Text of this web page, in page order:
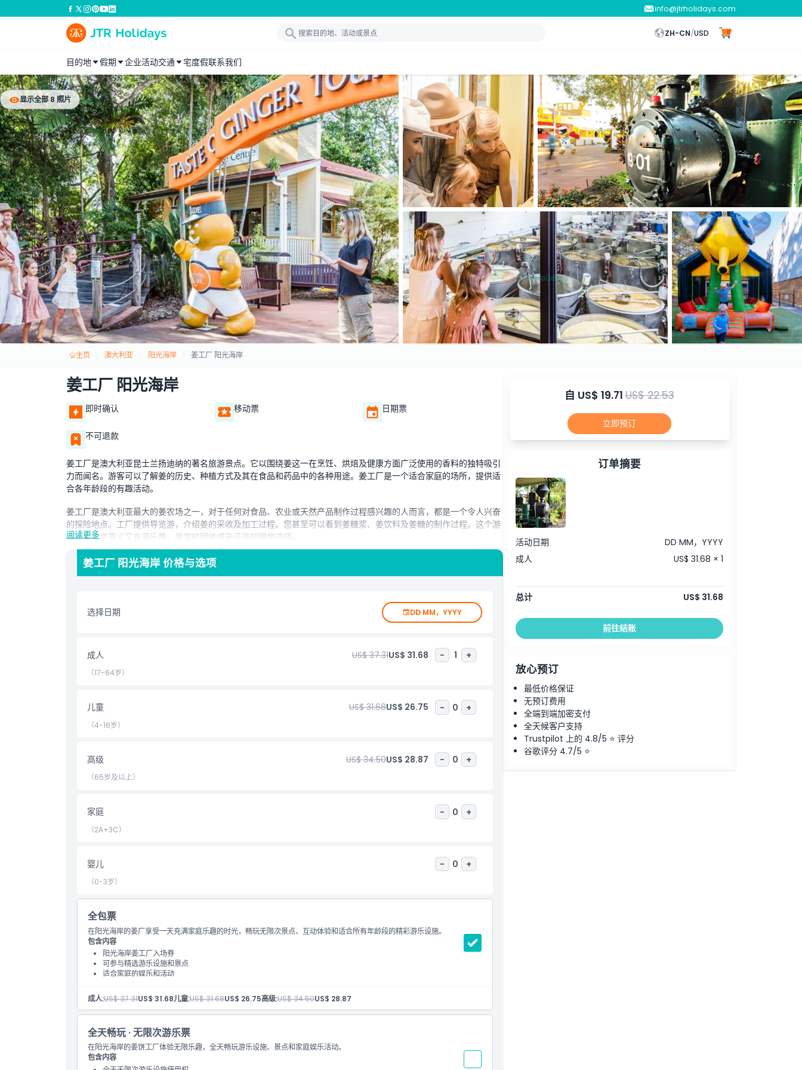
info@jtrholidays.com
ZH-CN/USD
目的地 假期 企业活动交通 宅度假联系我们
显示全部 8 照片
主页 澳大利亚 阳光海岸 姜工厂 阳光海岸
姜工厂 阳光海岸
即时确认 移动票 日期票
不可退款
姜工厂是澳大利亚昆士兰扬迪纳的著名旅游景点。它以围绕姜这一在烹饪、烘焙及健康方面广泛使用的香料的独特吸引
力而闻名。游客可以了解姜的历史、种植方式及其在食品和药品中的各种用途。姜工厂是一个适合家庭的场所，提供适
合各年龄段的有趣活动。
姜工厂是澳大利亚最大的姜农场之一，对于任何对食品、农业或天然产品制作过程感兴趣的人而言，都是一个令人兴奋
的探险地点。工厂提供导览游，介绍姜的采收及加工过程。您甚至可以看到姜糖浆、姜饮料及姜糖的制作过程。这个游
览既有教育意义又充满乐趣，是学校团体或亲子游的理想选择。
除了游览，姜工厂还有许多其他活动，使这里成为一个充满乐趣和愉悦的参观地。这里有一座美丽的花园，您可以漫步
姜工厂最受欢迎的景点之一是姜火车。这辆小火车带游客环游农场，可以从不同角度欣赏农场及周边的美丽景色。姜火
车是放松身心、欣赏自然美景并深入了解姜种植的绝佳方式。
共度欢乐时光的绝佳场所。无论您是姜的爱好者还是寻找有趣的一天游乐，姜工厂都能为每个人提供难忘的体验。
总之，姜工厂是当地任何人必访的景点。它融合了教育、娱乐和美食，是家庭、游客及所有对姜感兴趣者的理想选择。
包含项
排除项
营业时间
需要了解的事项
位置
如何到达那里
如何兑换
取消政策
阅读更多
姜工厂 阳光海岸 价格与选项
选择日期 DD MM，YYYY
成人 US$ 37.31US$ 31.68 - 1 +
（17-64岁）
儿童 US$ 31.68US$ 26.75 - 0 +
（4-16岁）
高级 US$ 34.50US$ 28.87 - 0 +
（65岁及以上）
家庭 - 0 +
（2A+3C）
婴儿 - 0 +
（0-3岁）
全包票
在阳光海岸的姜厂享受一天充满家庭乐趣的时光，畅玩无限次景点、互动体验和适合所有年龄段的精彩游乐设施。
包含内容
阳光海岸姜工厂入场券
可参与精选游乐设施和景点
适合家庭的娱乐和活动
适合所有年龄段的阳光海岸充满乐趣的景点
成人:US$ 37.31US$ 31.68儿童:US$ 31.68US$ 26.75高级:US$ 34.50US$ 28.87
全天畅玩 · 无限次游乐票
在阳光海岸的姜饼工厂体验无限乐趣，全天畅玩游乐设施、景点和家庭娱乐活动。
包含内容
自 US$ 19.71US$ 22.53
立即预订
订单摘要
活动日期
DD MM，YYYY
成人
US$ 31.68 × 1
总计 US$ 31.68
前往结账
放心预订
最低价格保证
无预订费用
全端到端加密支付
全天候客户支持
Trustpilot 上的 4.8/5 ⭐ 评分
谷歌评分 4.7/5 ⭐